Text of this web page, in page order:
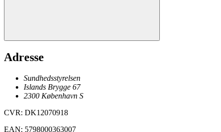
Adresse
Sundhedsstyrelsen
Islands Brygge 67
2300 København S
CVR: DK12070918
EAN: 5798000363007